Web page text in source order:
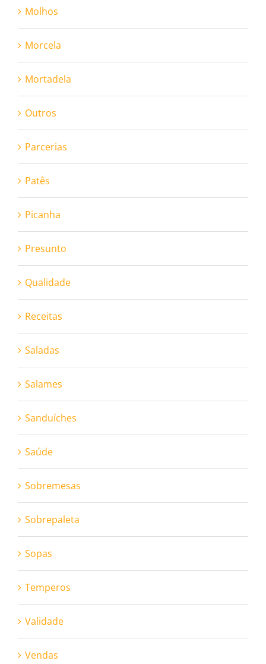
Molhos
Morcela
Mortadela
Outros
Parcerias
Patês
Picanha
Presunto
Qualidade
Receitas
Saladas
Salames
Sanduíches
Saúde
Sobremesas
Sobrepaleta
Sopas
Temperos
Validade
Vendas